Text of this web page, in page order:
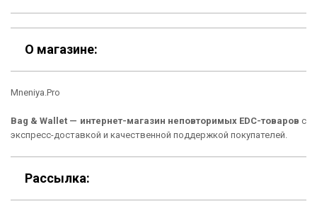
Контакты
Шоурум
Материалы
Подарочные сертификаты
О нас
Скидки
Кошельки
Сумки
О магазине:
Mneniya.Pro
Bag & Wallet — интернет-магазин неповторимых EDC-товаров с
экспресс-доставкой и качественной поддержкой покупателей.
Рассылка: